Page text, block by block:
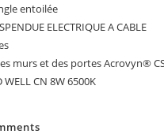
entoilée
ELECTRIQUE A CABLE
murs et des portes Acrovyn®
WELL CN 8W 6500K